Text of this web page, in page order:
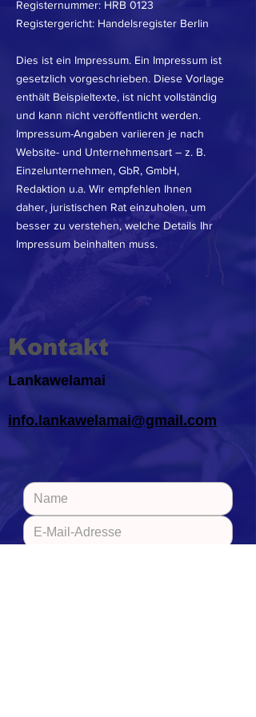
Registernummer: HRB 0123
Registergericht: Handelsregister Berlin
Dies ist ein Impressum. Ein Impressum ist
gesetzlich vorgeschrieben. Diese Vorlage
enthält Beispieltexte, ist nicht vollständig
und kann nicht veröffentlicht werden.
Impressum-Angaben variieren je nach
Website- und Unternehmensart – z. B.
Einzelunternehmen, GbR, GmbH,
Redaktion u.a. Wir empfehlen Ihnen
daher, juristischen Rat einzuholen, um
besser zu verstehen, welche Details Ihr
Impressum beinhalten muss.
Kontakt
Lankawelamai
info.lankawelamai@gmail.com